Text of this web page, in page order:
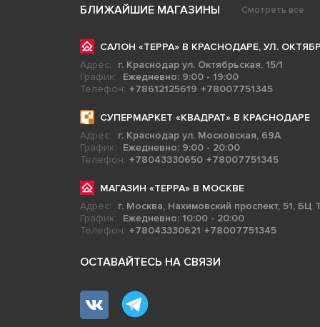
БЛИЖАЙШИЕ МАГАЗИНЫ Смотреть все
САЛОН «ТЕРРА» В КРАСНОДАРЕ, УЛ.
Адрес:
г. Краснодар ул. Октябрьская, 15/1
График:
Ежедневно: 9:00 - 19:00
Телефон: +78612125619 +78007751345
СУПЕРМАРКЕТ «КВАДРАТ» В КРАСНОДАРЕ
Адрес:
г. Краснодар ул. Московская, 69А
График:
Ежедневно: 9:00 - 20:00
Телефон: +78043330650 +78007751345
МАГАЗИН «ТЕРРА» В МОСКВЕ
Адрес:
г. Москва, Нахимовский проспект, 51, БЦ
График:
Ежедневно: 10:00 - 20:00
Телефон: +78043330621 +78007751345
ОСТАВАЙТЕСЬ НА СВЯЗИ